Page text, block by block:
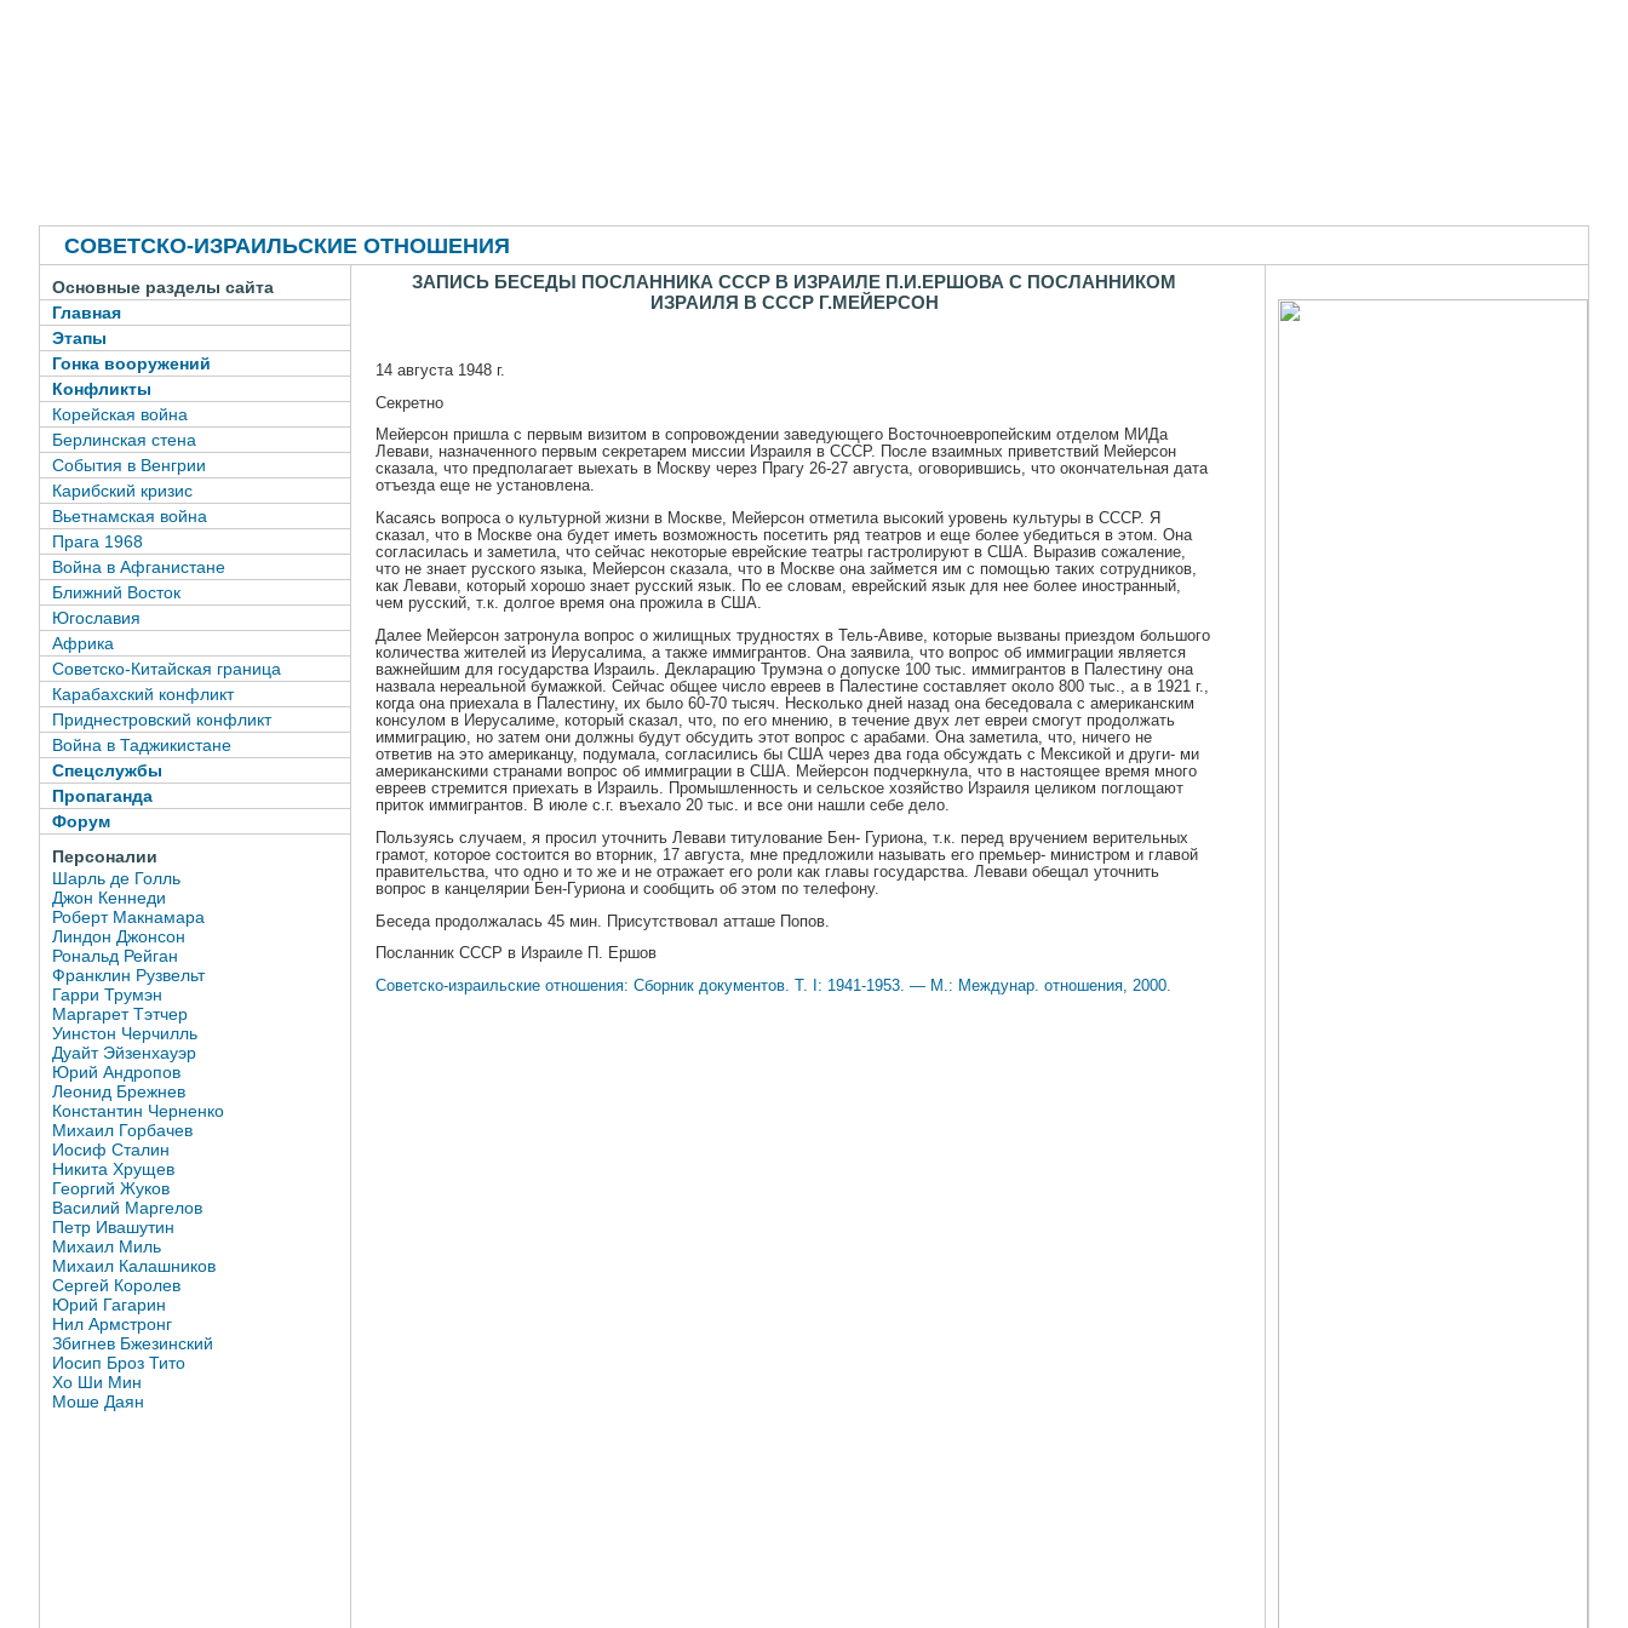
СОВЕТСКО-ИЗРАИЛЬСКИЕ ОТНОШЕНИЯ
Основные разделы сайта
Главная
Этапы
Гонка вооружений
Конфликты
Корейская война
Берлинская стена
События в Венгрии
Карибский кризис
Вьетнамская война
Прага 1968
Война в Афганистане
Ближний Восток
Югославия
Африка
Советско-Китайская граница
Карабахский конфликт
Приднестровский конфликт
Война в Таджикистане
Спецслужбы
Пропаганда
Форум
Персоналии
Шарль де Голль
Джон Кеннеди
Роберт Макнамара
Линдон Джонсон
Рональд Рейган
Франклин Рузвельт
Гарри Трумэн
Маргарет Тэтчер
Уинстон Черчилль
Дуайт Эйзенхауэр
Юрий Андропов
Леонид Брежнев
Константин Черненко
Михаил Горбачев
Иосиф Сталин
Никита Хрущев
Георгий Жуков
Василий Маргелов
Петр Ивашутин
Михаил Миль
Михаил Калашников
Сергей Королев
Юрий Гагарин
Нил Армстронг
Збигнев Бжезинский
Иосип Броз Тито
Хо Ши Мин
Моше Даян
ЗАПИСЬ БЕСЕДЫ ПОСЛАННИКА СССР В ИЗРАИЛЕ П.И.ЕРШОВА С ПОСЛАННИКОМ
ИЗРАИЛЯ В СССР Г.МЕЙЕРСОН
14 августа 1948 г.
Секретно
Мейерсон пришла с первым визитом в сопровождении заведующего Восточноевропейским отделом МИДа
Левави, назначенного первым секретарем миссии Израиля в СССР. После взаимных приветствий Мейерсон
сказала, что предполагает выехать в Москву через Прагу 26-27 августа, оговорившись, что окончательная дата
отъезда еще не установлена.
Касаясь вопроса о культурной жизни в Москве, Мейерсон отметила высокий уровень культуры в СССР. Я
сказал, что в Москве она будет иметь возможность посетить ряд театров и еще более убедиться в этом. Она
согласилась и заметила, что сейчас некоторые еврейские театры гастролируют в США. Выразив сожаление,
что не знает русского языка, Мейерсон сказала, что в Москве она займется им с помощью таких сотрудников,
как Левави, который хорошо знает русский язык. По ее словам, еврейский язык для нее более иностранный,
чем русский, т.к. долгое время она прожила в США.
Далее Мейерсон затронула вопрос о жилищных трудностях в Тель-Авиве, которые вызваны приездом большого
количества жителей из Иерусалима, а также иммигрантов. Она заявила, что вопрос об иммиграции является
важнейшим для государства Израиль. Декларацию Трумэна о допуске 100 тыс. иммигрантов в Палестину она
назвала нереальной бумажкой. Сейчас общее число евреев в Палестине составляет около 800 тыс., а в 1921 г.,
когда она приехала в Палестину, их было 60-70 тысяч. Несколько дней назад она беседовала с американским
консулом в Иерусалиме, который сказал, что, по его мнению, в течение двух лет евреи смогут продолжать
иммиграцию, но затем они должны будут обсудить этот вопрос с арабами. Она заметила, что, ничего не
ответив на это американцу, подумала, согласились бы США через два года обсуждать с Мексикой и други- ми
американскими странами вопрос об иммиграции в США. Мейерсон подчеркнула, что в настоящее время много
евреев стремится приехать в Израиль. Промышленность и сельское хозяйство Израиля целиком поглощают
приток иммигрантов. В июле с.г. въехало 20 тыс. и все они нашли себе дело.
Пользуясь случаем, я просил уточнить Левави титулование Бен- Гуриона, т.к. перед вручением верительных
грамот, которое состоится во вторник, 17 августа, мне предложили называть его премьер- министром и главой
правительства, что одно и то же и не отражает его роли как главы государства. Левави обещал уточнить
вопрос в канцелярии Бен-Гуриона и сообщить об этом по телефону.
Беседа продолжалась 45 мин. Присутствовал атташе Попов.
Посланник СССР в Израиле П. Ершов
Советско-израильские отношения: Сборник документов. Т. I: 1941-1953. — М.: Междунар. отношения, 2000.